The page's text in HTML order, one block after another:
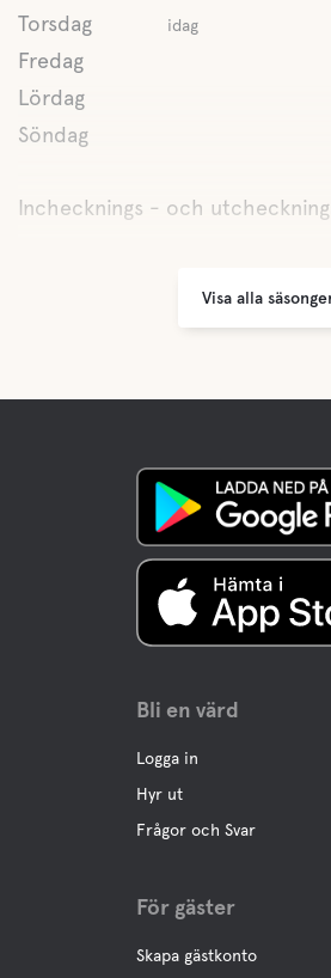
Vandringsleder
Torsdag
idag
Fredag
Lördag
Söndag
Inchecknings - och
Visa alla
Bli en värd
Logga in
Hyr ut
Frågor och Svar
För gäster
Skapa gästkonto